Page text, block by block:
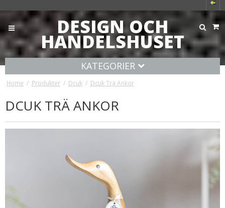
DESIGN OCH
HANDELSHUSET
KATEGORIER
Home / Produkter / Dcuk / Dcuk Trä Ankor
DCUK TRÄ ANKOR